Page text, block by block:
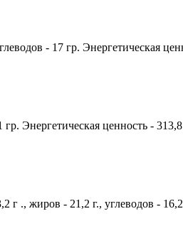
- 17 гр. Энергетическая
Энергетическая ценность -
., жиров - 21,2 г., углеводов -